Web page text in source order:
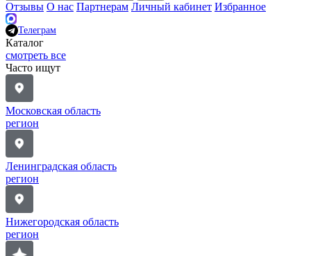
Отзывы О нас Партнерам Личный кабинет Избранное
Телеграм
Каталог
смотреть все
Часто ищут
Московская область
регион
Ленинградская область
регион
Нижегородская область
регион